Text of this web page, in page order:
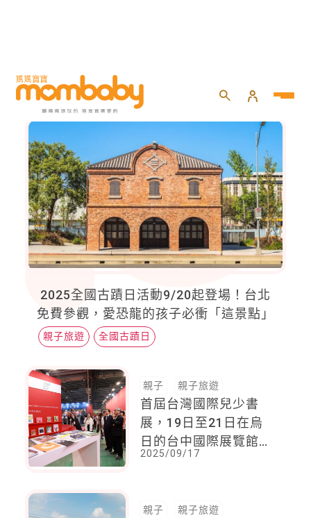
親子旅遊
2025全國古蹟日活動9/20起登場！台北
免費參觀，愛恐龍的孩子必衝「這景點」
親子旅遊 全國古蹟日
親子 親子旅遊
首屆台灣國際兒少書
展，19日至21日在烏
日的台中國際展覽館舉
行
2025/09/17
親子 親子旅遊